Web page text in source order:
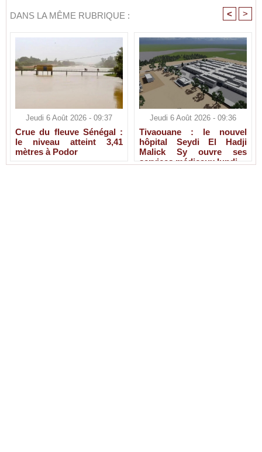
DANS LA MÊME RUBRIQUE : < >
Jeudi 6 Août 2026 - 09:37
Crue du fleuve Sénégal :
le niveau atteint 3,41
mètres à Podor
Jeudi 6 Août 2026 - 09:36
Tivaouane : le nouvel
hôpital Seydi El Hadji
Malick Sy ouvre ses
services médicaux lundi